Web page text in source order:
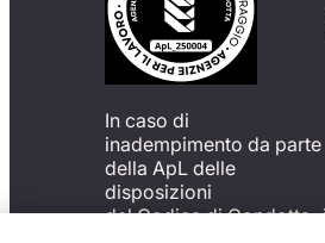
In caso di
inadempimento da parte
della ApL delle
disposizioni
del Codice di Condotta,